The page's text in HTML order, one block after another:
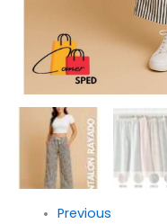
Previous